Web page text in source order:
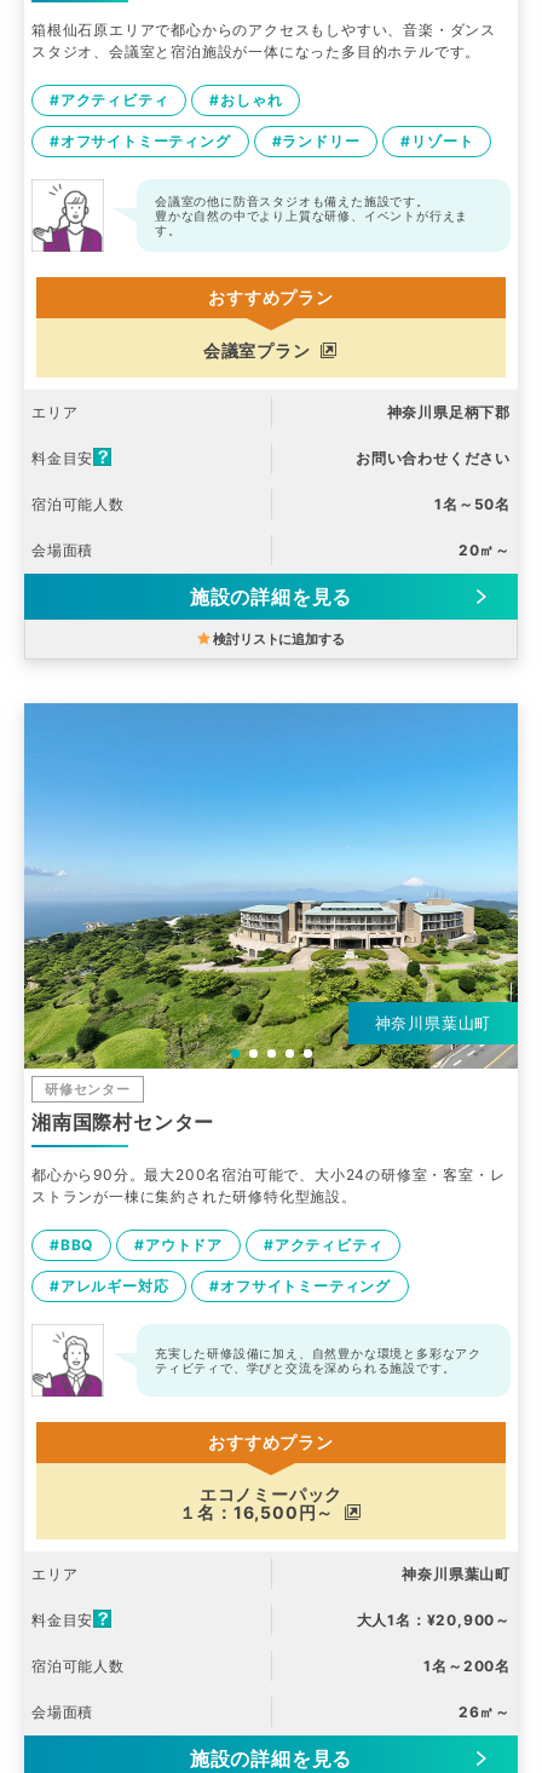
箱根仙石原エリアで都心からのアクセスもしやすい、音楽・ダンス
スタジオ、会議室と宿泊施設が一体になった多目的ホテルです。
#アクティビティ #おしゃれ
#オフサイトミーティング #ランドリー #リゾート
会議室の他に防音スタジオも備えた施設です。
豊かな自然の中でより上質な研修、イベントが行えま
す。
おすすめプラン
会議室プラン
エリア 神奈川県足柄下郡
料金目安 お問い合わせください
宿泊可能人数 1名～50名
会場面積 20㎡～
施設の詳細を見る
検討リストに追加する
神奈川県葉山町
研修センター
湘南国際村センター
都心から90分。最大200名宿泊可能で、大小24の研修室・客室・レ
ストランが一棟に集約された研修特化型施設。
#BBQ #アウトドア #アクティビティ
#アレルギー対応 #オフサイトミーティング
充実した研修設備に加え、自然豊かな環境と多彩なアク
ティビティで、学びと交流を深められる施設です。
おすすめプラン
エコノミーパック
１名：16,500円～
エリア 神奈川県葉山町
料金目安 大人1名：¥20,900～
宿泊可能人数 1名～200名
会場面積 26㎡～
施設の詳細を見る